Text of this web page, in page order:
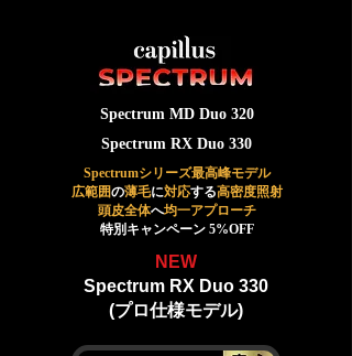
Spectrum MD Duo 320
Spectrum RX Duo 330
Spectrumシリーズ最高峰モデル
広範囲の薄毛に対応する高密度照射
頭皮全体へ均一アプローチ
特別キャンペーン 5%OFF
NEW
Spectrum RX Duo 330
(プロ仕様モデル)